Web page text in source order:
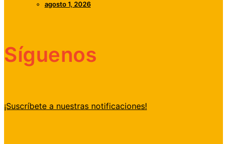
agosto 1, 2026
Síguenos
¡Suscríbete a nuestras notificaciones!